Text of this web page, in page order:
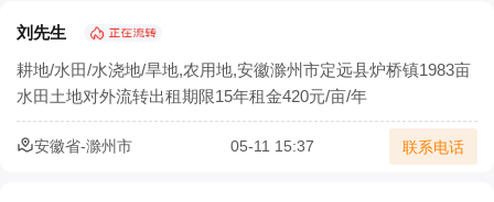
刘先生
耕地/水田/水浇地/旱地,农用地,安徽滁州市定远县炉桥镇1983亩
水田土地对外流转出租期限15年租金420元/亩/年
安徽省-滁州市 05-11 15:37 联系电话